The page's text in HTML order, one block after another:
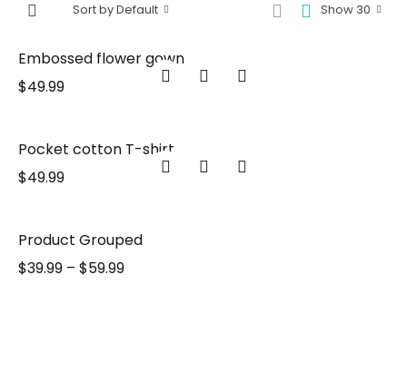
Show 30
Sort by Default
Embossed flower gown
$49.99
Pocket cotton T-shirt
$49.99
Product Grouped
$39.99 – $59.99